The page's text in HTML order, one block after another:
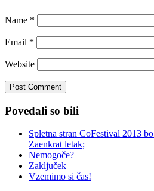
Name *
Email *
Website
Povedali so bili
Spletna stran CoFestival 2013
Zaenkrat letak;
Nemogoče?
Zaključek
Vzemimo si čas!